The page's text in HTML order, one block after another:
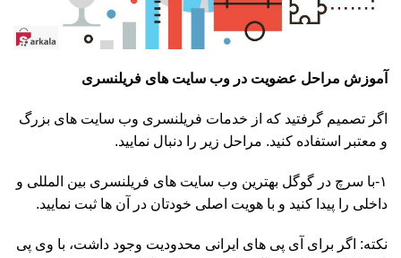
آموزش مراحل عضویت در وب سایت های فریلنسری
اگر تصمیم گرفتید که از خدمات فریلنسری وب سایت های بزرگ
و معتبر استفاده کنید. مراحل زیر را دنبال نمایید.
۱-با سرچ در گوگل بهترین وب سایت های فریلنسری بین المللی و
داخلی را پیدا کنید و با هویت اصلی خودتان در آن ها ثبت نمایید.
نکته: اگر برای آی پی های ایرانی محدودیت وجود داشت، با وی پی